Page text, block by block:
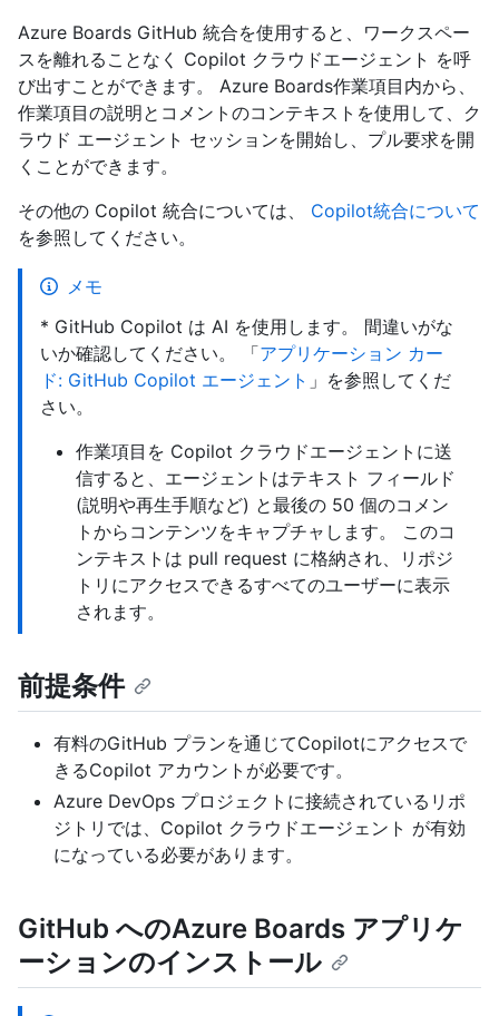
Azure Boards GitHub 統合を使用すると、ワークスペー
スを離れることなく Copilot クラウドエージェント を呼
び出すことができます。 Azure Boards作業項目内から、
作業項目の説明とコメントのコンテキストを使用して、ク
ラウド エージェント セッションを開始し、プル要求を開
くことができます。
その他の Copilot 統合については、 Copilot統合について
を参照してください。
メモ
* GitHub Copilot は AI を使用します。 間違いがな
いか確認してください。 「アプリケーション カー
ド: GitHub Copilot エージェント 」を参照してくだ
さい。
作業項目を Copilot クラウドエージェントに送
信すると、エージェントはテキスト フィールド
(説明や再生手順など) と最後の 50 個のコメン
トからコンテンツをキャプチャします。 このコ
ンテキストは pull request に格納され、リポジ
トリにアクセスできるすべてのユーザーに表示
されます。
前提条件
有料のGitHub プランを通じてCopilotにアクセスで
きるCopilot アカウントが必要です。
Azure DevOps プロジェクトに接続されているリポ
ジトリでは、Copilot クラウドエージェント が有効
になっている必要があります。
GitHub へのAzure Boards アプリケ
ーションのインストール